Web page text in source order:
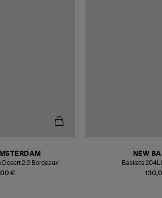
€
Desert 2.0 Bordeaux
NEW
Baskets 204L